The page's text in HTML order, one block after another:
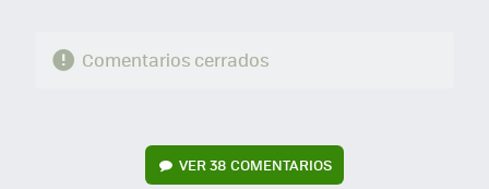
Comentarios cerrados
VER 38 COMENTARIOS